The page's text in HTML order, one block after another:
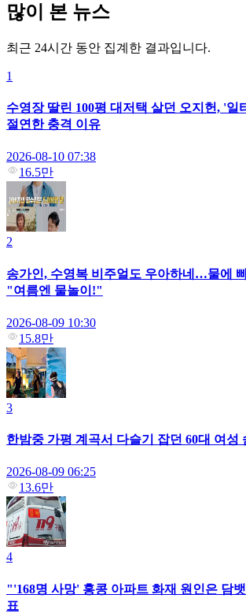
많이 본 뉴스
최근 24시간 동안 집계한 결과입니다.
1
수영장 딸린 100평 대저택 살던 오지헌, '일
절연한 충격 이유
2026-08-10 07:38
16.5만
2
송가인, 수영복 비주얼도 우아하네…물에
"여름엔 물놀이!"
2026-08-09 10:30
15.8만
3
한밤중 가평 계곡서 다슬기 잡던 60대 여성
2026-08-09 06:25
13.6만
4
"'168명 사망' 홍콩 아파트 화재 원인은 담
표